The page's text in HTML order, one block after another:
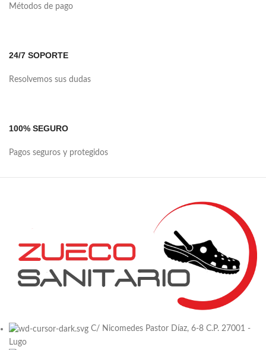
Métodos de pago
24/7 SOPORTE
Resolvemos sus dudas
100% SEGURO
Pagos seguros y protegidos
C/ Nicomedes Pastor Díaz, 6-8 C.P. 27001 -
Lugo